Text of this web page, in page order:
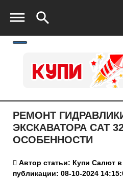
РЕМОНТ
ЭКСКАВАТОРА CAT
ОСОБЕННОСТИ
Автор статьи: Купи Салют
публикации: 08-10-2024